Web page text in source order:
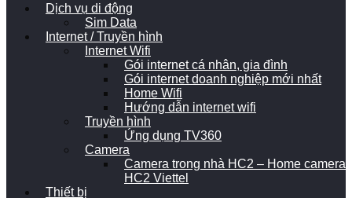
Dịch vụ di động
Sim Data
Internet / Truyền hình
Internet Wifi
Gói internet cá nhân, gia đình
Gói internet doanh nghiệp mới nhất
Home Wifi
Hướng dẫn internet wifi
Truyền hình
Ứng dụng TV360
Camera
Camera trong nhà HC2 – Home camera
HC2 Viettel
Thiết bị